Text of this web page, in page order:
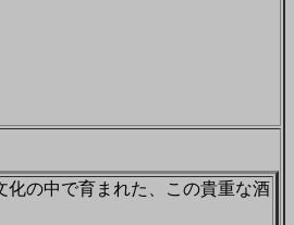
化の中で育まれた、この貴重な酒